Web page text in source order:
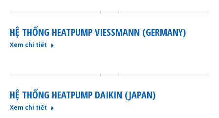
HỆ THỐNG HEATPUMP VIESSMANN (GERMANY)
Xem chi tiết
HỆ THỐNG HEATPUMP DAIKIN (JAPAN)
Xem chi tiết